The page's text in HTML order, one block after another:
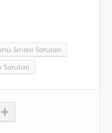
Sınavı Soruları
Soruları